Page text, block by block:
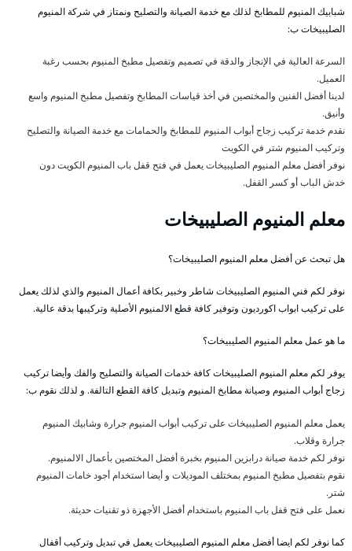
شبابيك المنيوم للمطابخ لذلك مع خدمة الصيانة والتصليح ونمتاز في شركة المنيوم
الصليبيخات ب:
السرعة العالية في الإنجاز والدقة في تصميم وتفصيل مطبخ المنيوم بحسب رغبة
العميل.
لدينا أفضل الفنين والمختصين في أخذ قياسات المطابخ وتفصيل مطبخ المنيوم واسع
وأنيق.
نقدم خدمة تركيب زجاج أبواب المنيوم للمطابخ والحمامات مع خدمة الصيانة والتصليح
وتركيب المنيوم شتر في الكويت
نوفر أفضل معلم المنيوم الصليبيخات يعمل في فتح قفل باب المنيوم الكويت دون
خدش الباب أو كسر القفل.
معلم المنيوم الصليبيخات
هل تبحث عن أفضل معلم المنيوم الصليبيخات؟
نوفر لكم فني المنيوم الصليبيخات شاطر وخبير بكافة أعمال المنيوم والذي لذلك يعمل
على تركيب ابواب اكورديون وتوفير كافة قطع الالمنيوم الأصلية وتركيبها بدقة عالية.
ما هو عمل معلم المنيوم الصليبيخات؟
يوفر لكم معلم المنيوم الصليبيخات كافة خدمات الصيانة والتصليح والفك وأيضا تركيب
زجاج أبواب المنيوم وصيانة مطابخ المنيوم وتبديل كافة القطع التالفة. و لذلك نقوم ب:
يعمل معلم المنيوم الصليبيخات على تركيب أبواب المنيوم جرارة وشابيك المنيوم
جرارة وقلاب.
نوفر لكم خدمة صيانة درابزين المنيوم بخبرة أفضل المختصين بأعمال الالمنيوم.
نقوم بتفصيل مطبخ المنيوم بمختلف الموديلات و أيضا استخدام أجود خامات المنيوم
شتر.
نعمل على فتح قفل باب المنيوم باستخدام أفضل الأجهزة ذو تقنيات حديثة.
كما نوفر لكم ايضا أفضل معلم المنيوم الصليبيخات يعمل في تبديل وتركيب أقفال